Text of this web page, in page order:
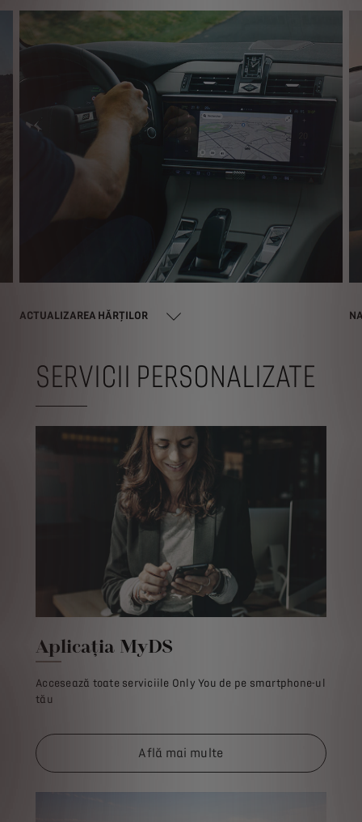
ACTUALIZAREA HĂRȚILOR
SERVICII PERSONALIZATE
Aplicația MyDS
Accesează toate serviciile Only You de pe smartphone-ul
tău
Află mai multe